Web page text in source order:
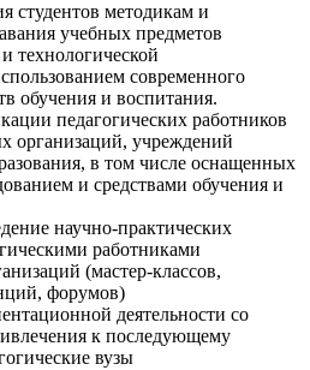
студентов методикам и
учебных предметов
технологической
современного
обучения и воспитания.
педагогических работников
организаций, учреждений
в том числе оснащенных
и средствами обучения и
научно-практических
работниками
(мастер-классов,
форумов)
деятельности со
к последующему
вузы